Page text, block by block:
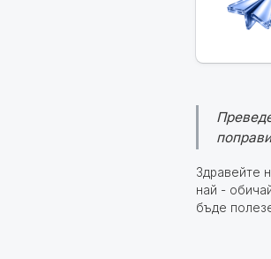
Здравейте
най -
бъде